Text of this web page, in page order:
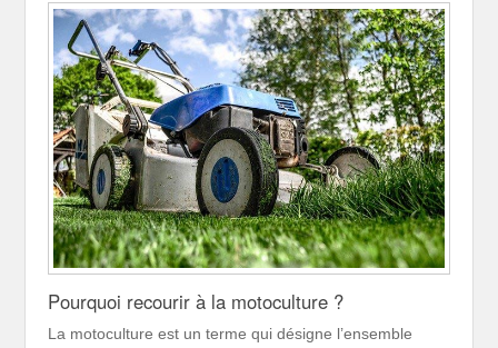
Pourquoi recourir à la motoculture ?
La motoculture est un terme qui désigne l’ensemble